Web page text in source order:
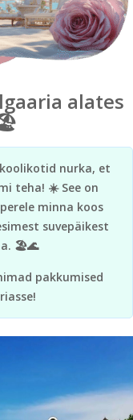
alates
nurka, et
teha! ☀️ See on
minna koos
suvepäikest
🏖️🌊
pakkumised